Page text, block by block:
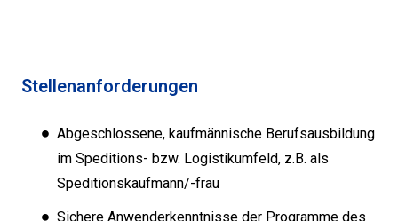
Stellenanforderungen
Abgeschlossene, kaufmännische Berufsausbildung
im Speditions- bzw. Logistikumfeld, z.B. als
Speditionskaufmann/-frau
Sichere Anwenderkenntnisse der Programme des